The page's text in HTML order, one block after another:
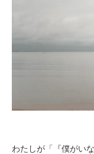
わたしが「『僕がい